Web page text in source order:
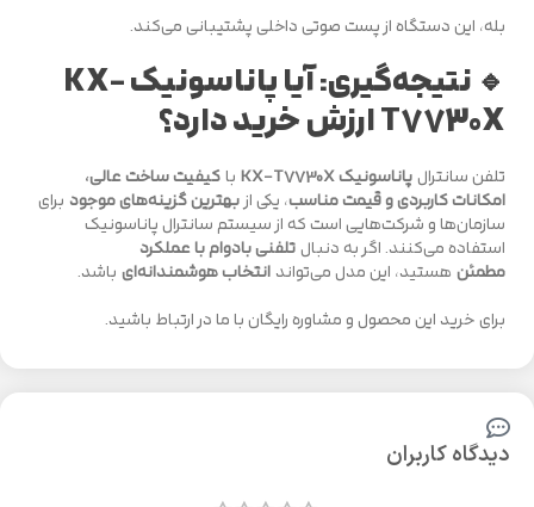
بله، این دستگاه از پست صوتی داخلی پشتیبانی می‌کند.
🔹 نتیجه‌گیری: آیا پاناسونیک KX-
T7730X ارزش خرید دارد؟
تلفن سانترالپاناسونیک KX-T7730X باکیفیت ساخت عالی،
امکانات کاربردی و قیمت مناسب، یکی ازبهترین گزینه‌های موجود برای
سازمان‌ها و شرکت‌هایی است که از سیستم سانترال پاناسونیک
استفاده می‌کنند. اگر به دنبالتلفنی بادوام با عملکرد
مطمئن هستید، این مدل می‌تواندانتخاب هوشمندانه‌ای باشد.
برای خرید این محصول و مشاوره رایگان با ما در ارتباط باشید.
دیدگاه کاربران